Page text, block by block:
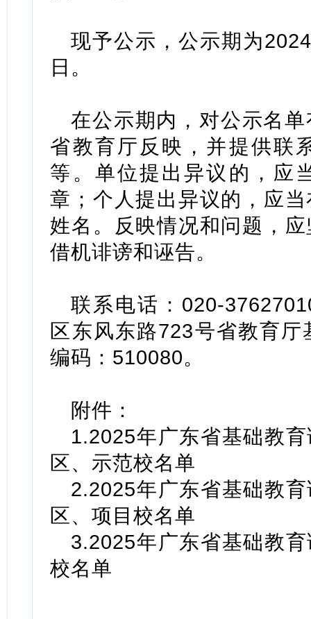
现予公示，公示期为
日。
在公示期内，对公示名
省教育厅反映，并提供联
等。单位提出异议的，应
章；个人提出异议的，应
姓名。反映情况和问题，
借机诽谤和诬告。
联系电话：020-
区东风东路723号省教育
编码：510080。
附件：
1.2025年广东省基础教
区、示范校名单
2.2025年广东省基础教
区、项目校名单
3.2025年广东省基础教
校名单